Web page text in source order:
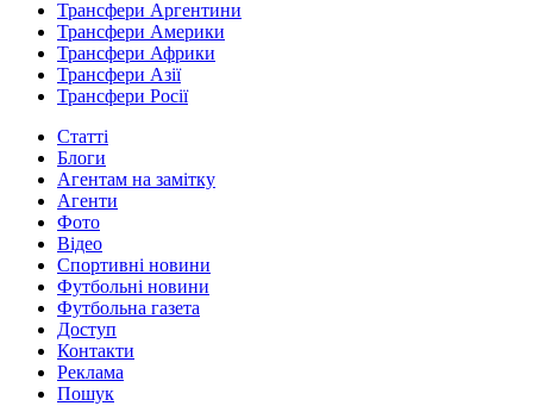
Трансфери Аргентини
Трансфери Америки
Трансфери Африки
Трансфери Азії
Трансфери Росії
Статті
Блоги
Агентам на замітку
Агенти
Фото
Відео
Спортивні новини
Футбольні новини
Футбольна газета
Доступ
Контакти
Реклама
Пошук